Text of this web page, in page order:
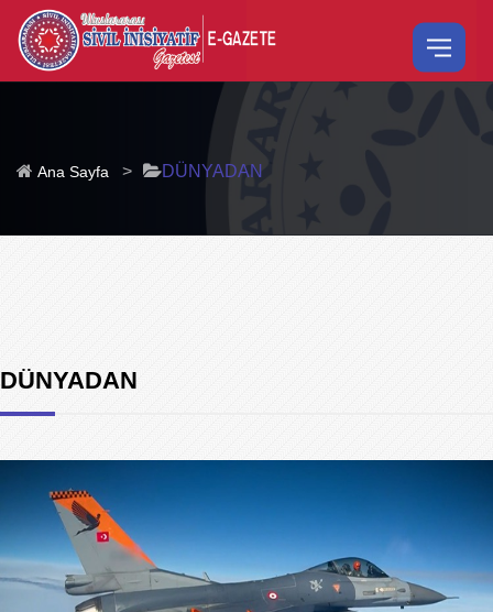
Ana Sayfa > DÜNYADAN
DÜNYADAN